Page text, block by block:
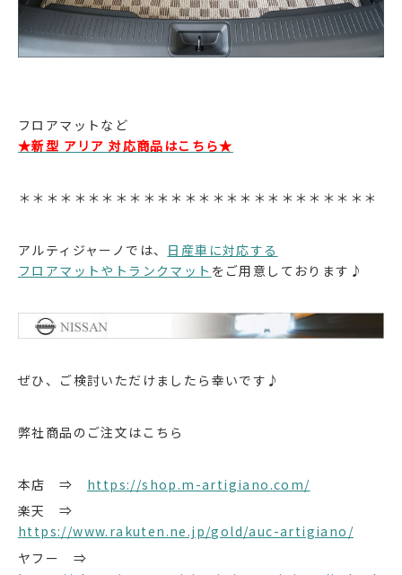
フロアマットなど
★新型 アリア 対応商品はこちら★
＊＊＊＊＊＊＊＊＊＊＊＊＊＊＊＊＊＊＊＊＊＊＊＊＊＊
アルティジャーノでは、 日産車に対応する
フロアマットやトランクマット をご用意しております♪
ぜひ、ご検討いただけましたら幸いです♪
弊社商品のご注文はこちら
本店 ⇒ https://shop.m-artigiano.com/
楽天 ⇒
https://www.rakuten.ne.jp/gold/auc-artigiano/
ヤフー ⇒